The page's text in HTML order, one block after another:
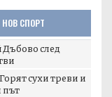
НОВ СПОРТ
след
сухи треви и
път